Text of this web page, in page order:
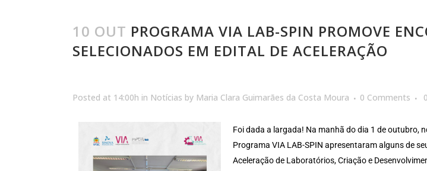
10 OUT PROGRAMA VIA LAB-SPIN PROMOVE
SELECIONADOS EM EDITAL DE ACELERAÇÃO
Posted at 14:00h in Notícias by Maria Clara Guimarães da Costa Moura 0 Comments 0
Foi dada a largada! Na manhã do dia 1 de outubro,
Programa VIA LAB-SPIN apresentaram alguns de
Aceleração de Laboratórios, Criação e